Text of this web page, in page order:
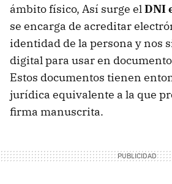
ámbito físico, Así surge elDNI
se encarga de acreditar
identidad de la persona y nos
digital para usar en
Estos documentos tienen
jurídica equivalente a la que
firma manuscrita.